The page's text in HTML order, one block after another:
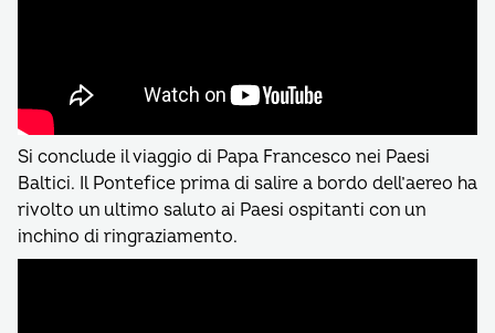
Si conclude il viaggio di Papa Francesco nei Paesi
Baltici. Il Pontefice prima di salire a bordo dell’aereo ha
rivolto un ultimo saluto ai Paesi ospitanti con un
inchino di ringraziamento.